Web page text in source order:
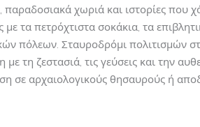
παραδοσιακά χωριά και ιστορίες που
με τα πετρόχτιστα σοκάκια, τα
πόλεων. Σταυροδρόμι πολιτισμών
με τη ζεστασιά, τις γεύσεις και την
σε αρχαιολογικούς θησαυρούς ή